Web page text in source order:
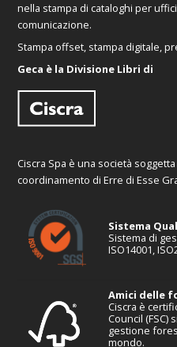
nella stampa di cataloghi per
comunicazione.
Stampa offset, stampa digitale,
Geca è la Divisione Libri di
Ciscra Spa è una società
coordinamento di Erre di Esse
Sistema
Sistema di
ISO14001,
Amici delle
Ciscra è
Council (FSC)
gestione
mondo.